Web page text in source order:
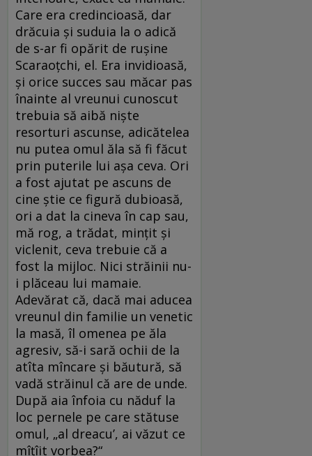
Care era credincioasă, dar
drăcuia și suduia la o adică
de s-ar fi opărit de rușine
Scaraoțchi, el. Era invidioasă,
și orice succes sau măcar pas
înainte al vreunui cunoscut
trebuia să aibă niște
resorturi ascunse, adicătelea
nu putea omul ăla să fi făcut
prin puterile lui așa ceva. Ori
a fost ajutat pe ascuns de
cine știe ce figură dubioasă,
ori a dat la cineva în cap sau,
mă rog, a trădat, mințit și
viclenit, ceva trebuie că a
fost la mijloc. Nici străinii nu-
i plăceau lui mamaie.
Adevărat că, dacă mai aducea
vreunul din familie un venetic
la masă, îl omenea pe ăla
agresiv, să-i sară ochii de la
atîta mîncare și băutură, să
vadă străinul că are de unde.
După aia înfoia cu năduf la
loc pernele pe care stătuse
omul, „al dreacu’, ai văzut ce
mîțîit vorbea?“